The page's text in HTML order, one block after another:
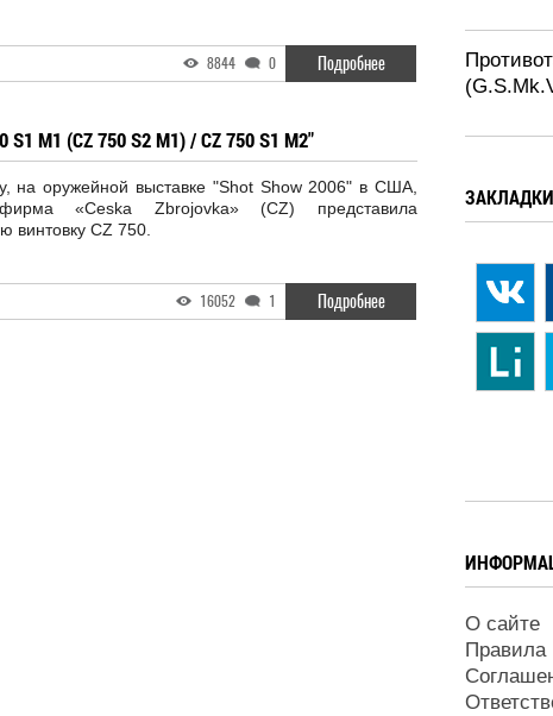
8844 0 Подробнее
M1 (CZ 750 S2 M1) / CZ 750 S1 M2"
на оружейной выставке "Shot Show 2006" в США,
«Ceska Zbrojovka» (CZ) представила
винтовку CZ 750.
16052 1 Подробнее
ЗАКЛАДКИ
О сайте
Правила